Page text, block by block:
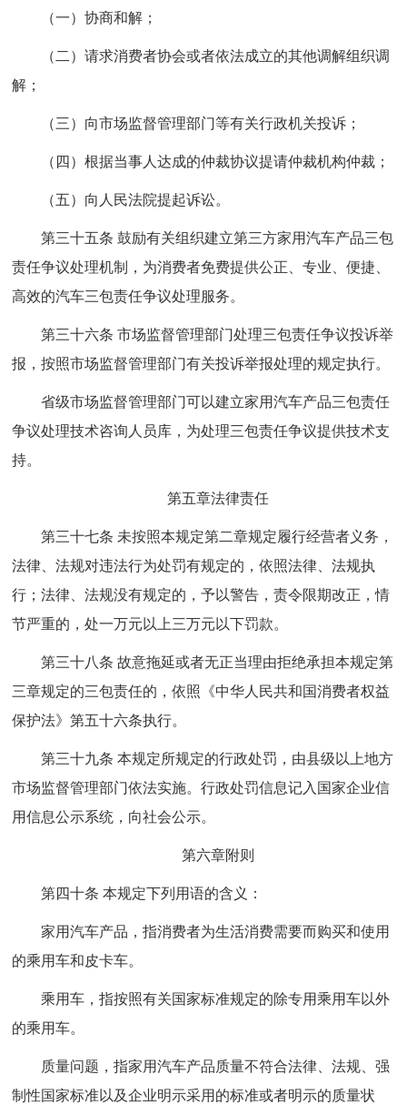
（一）协商和解；
（二）请求消费者协会或者依法成立的其他调解组织调
解；
（三）向市场监督管理部门等有关行政机关投诉；
（四）根据当事人达成的仲裁协议提请仲裁机构仲裁；
（五）向人民法院提起诉讼。
第三十五条 鼓励有关组织建立第三方家用汽车产品三包
责任争议处理机制，为消费者免费提供公正、专业、便捷、
高效的汽车三包责任争议处理服务。
第三十六条 市场监督管理部门处理三包责任争议投诉举
报，按照市场监督管理部门有关投诉举报处理的规定执行。
省级市场监督管理部门可以建立家用汽车产品三包责任
争议处理技术咨询人员库，为处理三包责任争议提供技术支
持。
第五章法律责任
第三十七条 未按照本规定第二章规定履行经营者义务，
法律、法规对违法行为处罚有规定的，依照法律、法规执
行；法律、法规没有规定的，予以警告，责令限期改正，情
节严重的，处一万元以上三万元以下罚款。
第三十八条 故意拖延或者无正当理由拒绝承担本规定第
三章规定的三包责任的，依照《中华人民共和国消费者权益
保护法》第五十六条执行。
第三十九条 本规定所规定的行政处罚，由县级以上地方
市场监督管理部门依法实施。行政处罚信息记入国家企业信
用信息公示系统，向社会公示。
第六章附则
第四十条 本规定下列用语的含义：
家用汽车产品，指消费者为生活消费需要而购买和使用
的乘用车和皮卡车。
乘用车，指按照有关国家标准规定的除专用乘用车以外
的乘用车。
质量问题，指家用汽车产品质量不符合法律、法规、强
制性国家标准以及企业明示采用的标准或者明示的质量状